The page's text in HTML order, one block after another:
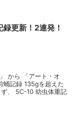
録更新！2連発！
から 「アート・オ
蛹記録 135gを超えた
、 5C-10 幼虫体重記